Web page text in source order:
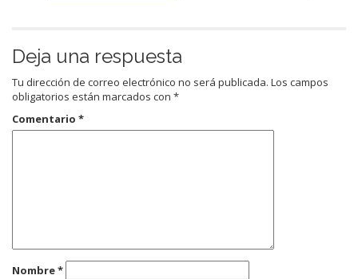
Deja una respuesta
Tu dirección de correo electrónico no será publicada. Los campos
obligatorios están marcados con *
Comentario *
Nombre*